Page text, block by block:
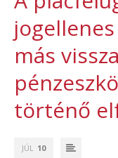
más
történő
JÚL 10